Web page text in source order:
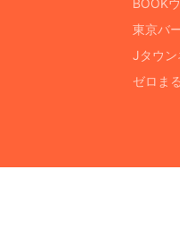
東京バ
Jタウン
ゼロま